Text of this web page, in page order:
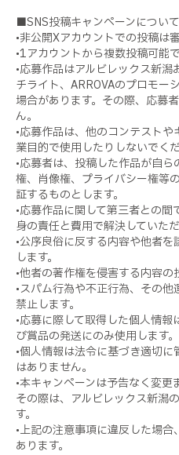
■SNS投稿キャンペーンについ
•非公開Xアカウントでの投稿は
•1アカウントから複数投稿可能で
•応募作品はアルビレックス新
チライト、ARROVAのプロモー
場合があります。その際、応募
ん。
•応募作品は、他のコンテスト
業目的で使用したりしないでくだ
•応募者は、投稿した作品が自
権、肖像権、プライバシー権等
証するものとします。
•応募作品に関して第三者との
身の責任と費用で解決していただ
•公序良俗に反する内容や他者
します。
•他者の著作権を侵害する内容の
•スパム行為や不正行為、その
禁止します。
•応募に際して取得した個人情
び賞品の発送にのみ使用します。
•個人情報は法令に基づき適切
はありません。
•本キャンペーンは予告なく変更
その際は、アルビレックス新潟
す。
•上記の注意事項に違反した場
あります。